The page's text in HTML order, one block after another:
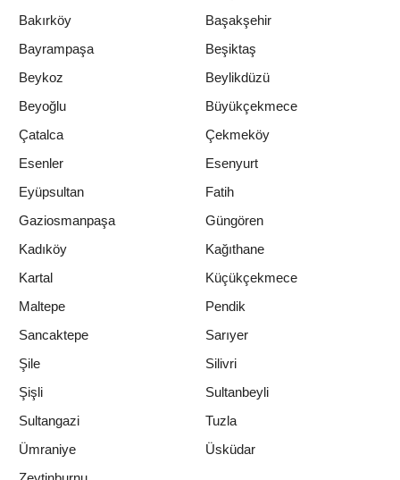
Bakırköy
Başakşehir
Bayrampaşa
Beşiktaş
Beykoz
Beylikdüzü
Beyoğlu
Büyükçekmece
Çatalca
Çekmeköy
Esenler
Esenyurt
Eyüpsultan
Fatih
Gaziosmanpaşa
Güngören
Kadıköy
Kağıthane
Kartal
Küçükçekmece
Maltepe
Pendik
Sancaktepe
Sarıyer
Şile
Silivri
Şişli
Sultanbeyli
Sultangazi
Tuzla
Ümraniye
Üsküdar